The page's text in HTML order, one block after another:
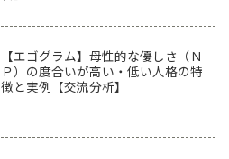
【エゴグラム】母性的な優しさ（Ｎ
Ｐ）の度合いが高い・低い人格の特
徴と実例【交流分析】